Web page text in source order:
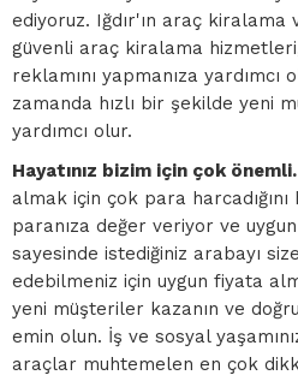
ediyoruz. Iğdır'ın araç
güvenli araç kiralama hizmetleri,
reklamını yapmanıza yardımcı
zamanda hızlı bir şekilde yeni
yardımcı olur.
Hayatınız bizim için çok önemli.
almak için çok para
paranıza değer veriyor ve
sayesinde istediğiniz arabayı
edebilmeniz için uygun fiyata
yeni müşteriler kazanın ve
emin olun. İş ve sosyal
araçlar muhtemelen en çok